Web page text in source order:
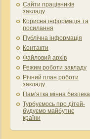
Сайти працівників
закладу
Корисна інформація та
посилання
Публічна інформація
Контакти
Файловий архів
Режим роботи закладу
Річний план роботи
закладу
Пам’ятка мінна безпека
Турбуємось про дітей-
будуємо майбутнє
країни